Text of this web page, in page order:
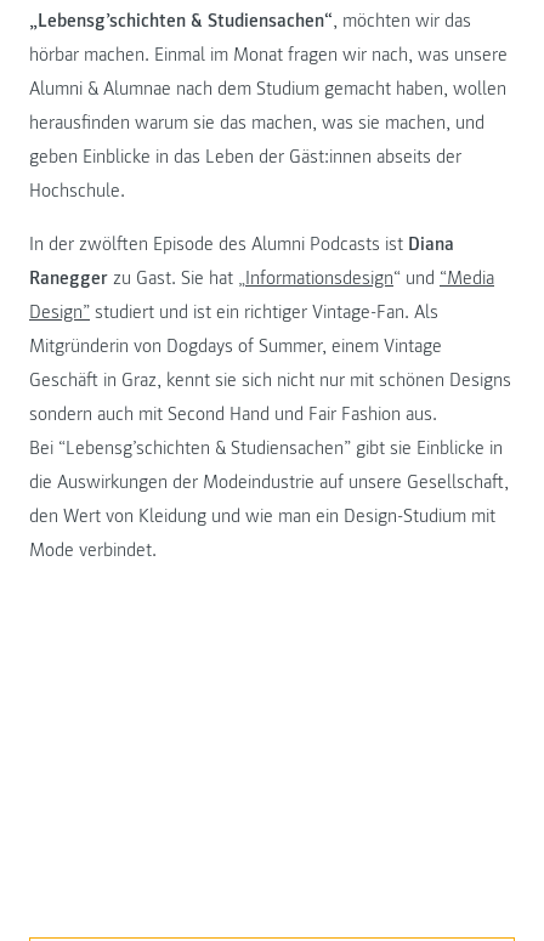
„Lebensg’schichten & Studiensachen“, möchten wir das
hörbar machen. Einmal im Monat fragen wir nach, was unsere
Alumni & Alumnae nach dem Studium gemacht haben, wollen
herausfinden warum sie das machen, was sie machen, und
geben Einblicke in das Leben der Gäst:innen abseits der
Hochschule.
In der zwölften Episode des Alumni Podcasts ist Diana
Ranegger zu Gast. Sie hat „Informationsdesign“ und “Media
Design” studiert und ist ein richtiger Vintage-Fan. Als
Mitgründerin von Dogdays of Summer, einem Vintage
Geschäft in Graz, kennt sie sich nicht nur mit schönen Designs
sondern auch mit Second Hand und Fair Fashion aus.
Bei “Lebensg’schichten & Studiensachen” gibt sie Einblicke in
die Auswirkungen der Modeindustrie auf unsere Gesellschaft,
den Wert von Kleidung und wie man ein Design-Studium mit
Mode verbindet.